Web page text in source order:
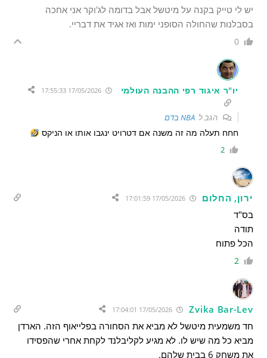
יש לי טייק בקנה על מיטשל אבל בדומה לג'וקר אני אחכה
בסבלנות שהחולה הסופני ימות ואז אגיד את דבריי.
0
יו"ר איגוד רפי ההבנה העולמי 17/05/2026 17:55:33
הגב לNBA בדם
חחח תעלה מה זה משנה אם דטרויט ינגבו אותו או הניקס
2
ירון, החלום 17/05/2026 17:01:59
בס"ד
תודה
הכל פתוח
2
Zvika Bar-Lev
חד משמעית מיטשל לא מביא את הסחורה בפלייאוף הזה. הארדן
מביא כל מה שיש לו. לא מגיע לקליבלנד לקחת אחרי שהפסידו
את משחק 6 בבית שלהם.